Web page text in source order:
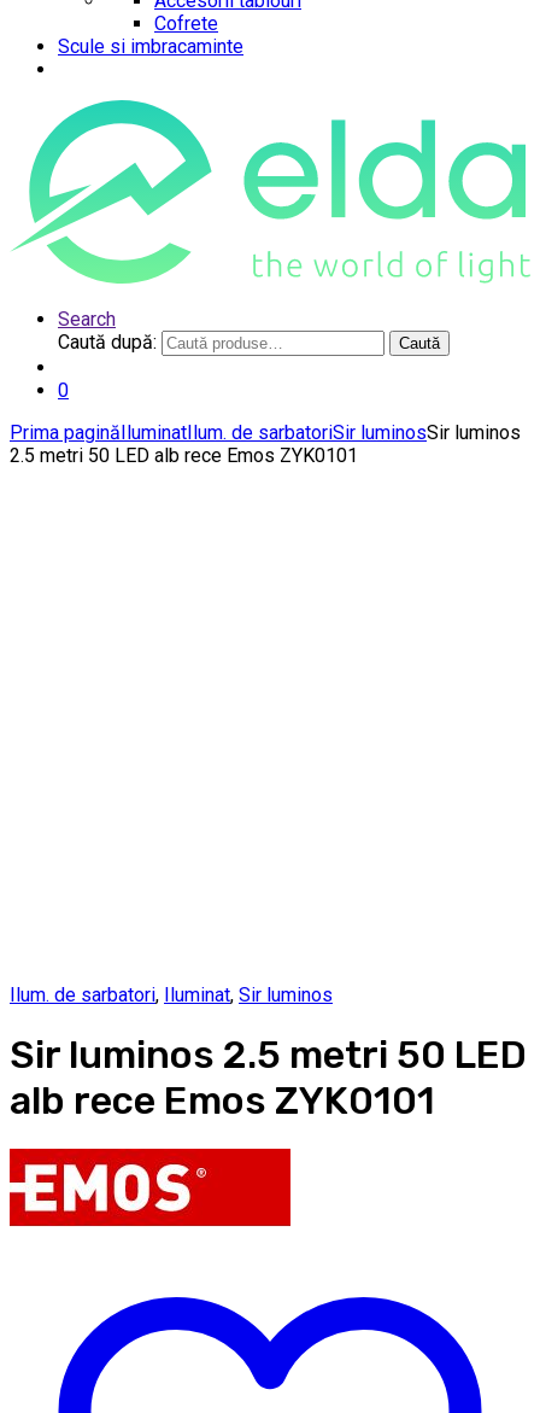
Cofrete
Scule si imbracaminte
Search
Caută după:
Caută
0
Prima paginăIluminatIlum. de sarbatoriSir luminosSir luminos
2.5 metri 50 LED alb rece Emos ZYK0101
Ilum. de sarbatori, Iluminat, Sir luminos
Sir luminos 2.5 metri 50 LED
alb rece Emos ZYK0101